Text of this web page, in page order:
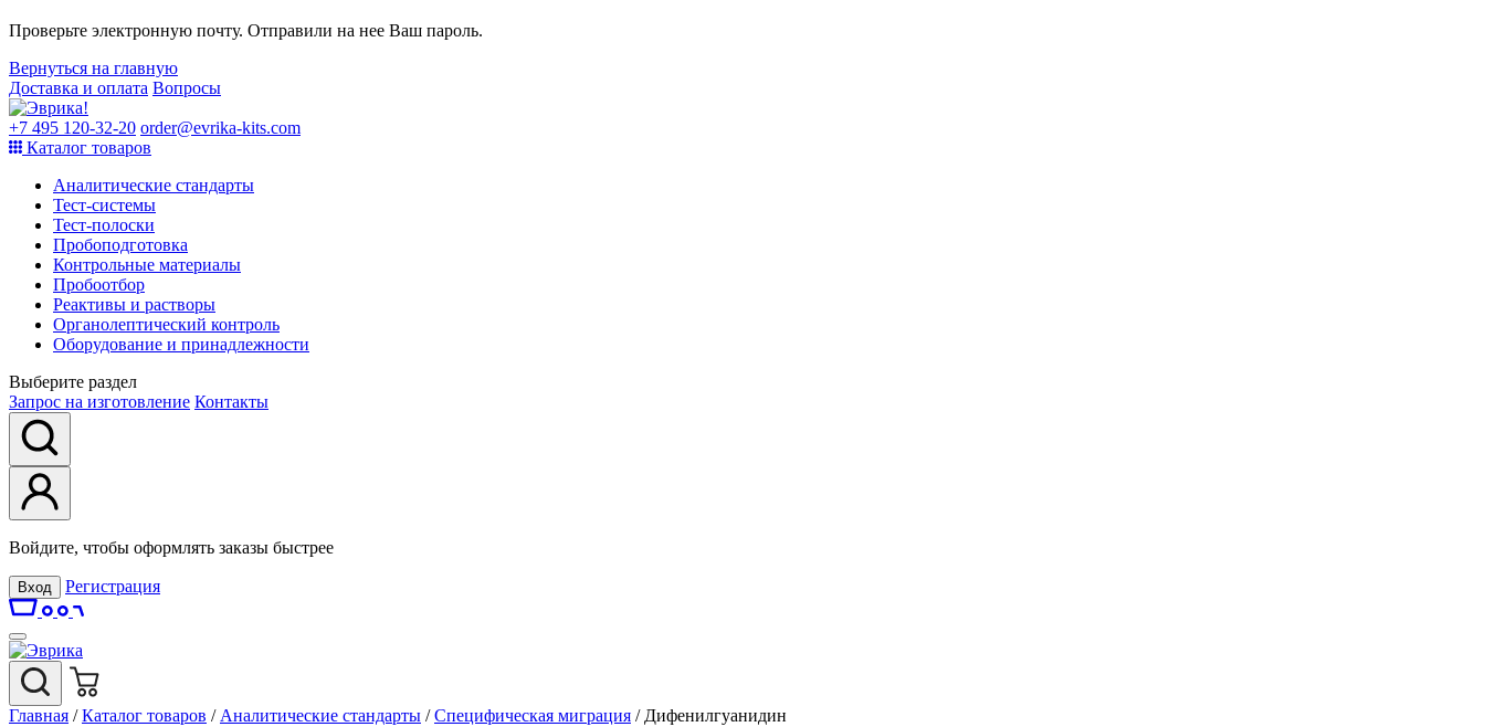
Проверьте электронную почту. Отправили на нее Ваш пароль.
Вернуться на главную
Доставка и оплата Вопросы
+7 495 120-32-20 order@evrika-kits.com
Каталог товаров
Аналитические стандарты
Тест-системы
Тест-полоски
Пробоподготовка
Контрольные материалы
Пробоотбор
Реактивы и растворы
Органолептический контроль
Оборудование и принадлежности
Выберите раздел
Запрос на изготовление Контакты
Войдите, чтобы оформлять заказы быстрее
Вход Регистрация
Главная / Каталог товаров / Аналитические стандарты / Специфическая миграция / Дифенилгуанидин